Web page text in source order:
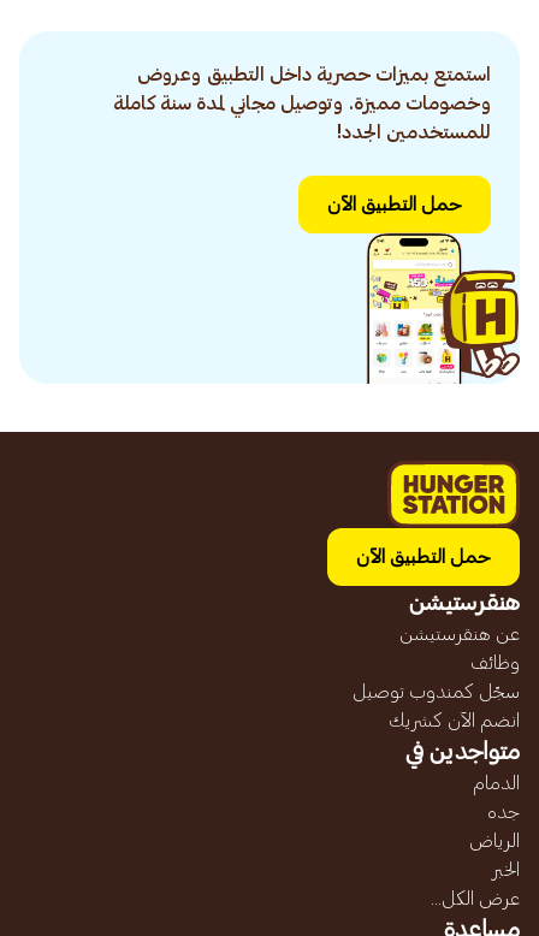
استمتع بميزات حصرية داخل التطبيق وعروض
وخصومات مميزة. وتوصيل مجاني لمدة سنة كاملة
للمستخدمين الجدد!
حمل التطبيق الآن
حمل التطبيق الآن
هنقرستيشن
عن هنقرستيشن
وظائف
سجّل كمندوب توصيل
انضم الآن كشريك
متواجدين في
الدمام
جده
الرياض
الخبر
عرض الكل...
مساعدة